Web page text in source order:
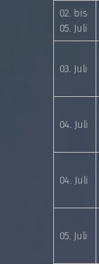
02. bis
05. Juli
03. Juli
04. Juli
04. Juli
05. Juli